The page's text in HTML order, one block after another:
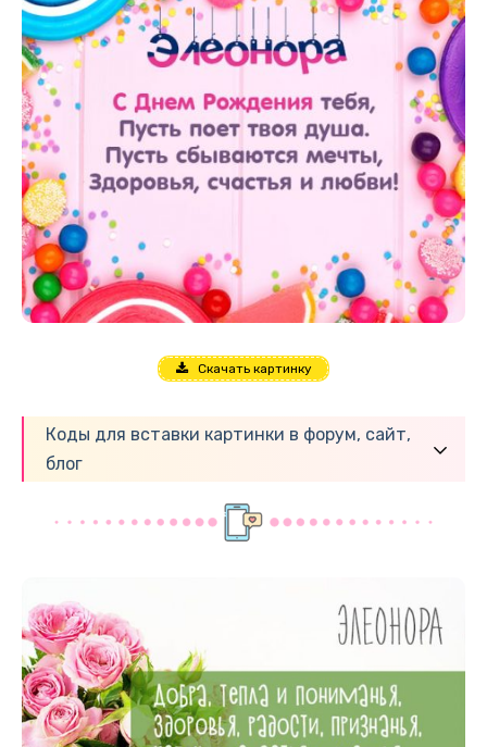
Скачать картинку
Коды для вставки картинки в форум, сайт,
блог